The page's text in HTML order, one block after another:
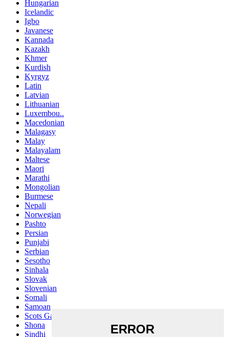
Hungarian
Icelandic
Igbo
Javanese
Kannada
Kazakh
Khmer
Kurdish
Kyrgyz
Latin
Latvian
Lithuanian
Luxembou..
Macedonian
Malagasy
Malay
Malayalam
Maltese
Maori
Marathi
Mongolian
Burmese
Nepali
Norwegian
Pashto
Persian
Punjabi
Serbian
Sesotho
Sinhala
Slovak
Slovenian
Somali
Samoan
Scots Gaelic
Shona
Sindhi